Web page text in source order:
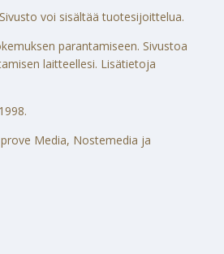
voi sisältää tuotesijoittelua.
parantamiseen. Sivustoa
laitteellesi. Lisätietoja
Media, Nostemedia ja